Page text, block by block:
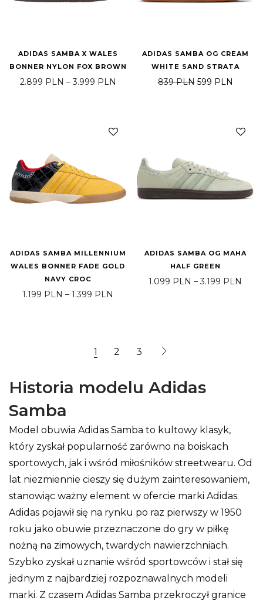
ADIDAS SAMBA X WALES
BONNER NYLON FOX BROWN
2.899 PLN – 3.999 PLN Price range: 2.899 PLN through
ADIDAS SAMBA OG CREAM
WHITE SAND STRATA
839PLN Original price
599 PLN
ADIDAS SAMBA MILLENNIUM
WALES BONNER FADE GOLD
NAVY CROC
1.199 PLN – 1.399 PLN
ADIDAS SAMBA OG MAHA
HALF GREEN
1.099 PLN – 3.199 PLN
1 2 3
Historia modelu Adidas
Samba
Model obuwia Adidas Samba to kultowy klasyk,
który zyskał popularność zarówno na boiskach
sportowych, jak i wśród miłośników streetwearu. Od
lat niezmiennie cieszy się dużym zainteresowaniem,
stanowiąc ważny element w ofercie marki Adidas.
Adidas pojawił się na rynku po raz pierwszy w 1950
roku jako obuwie przeznaczone do gry w piłkę
nożną na zimowych, twardych nawierzchniach.
Szybko zyskał uznanie wśród sportowców i stał się
jednym z najbardziej rozpoznawalnych modeli
marki. Z czasem Adidas Samba przekroczył granice